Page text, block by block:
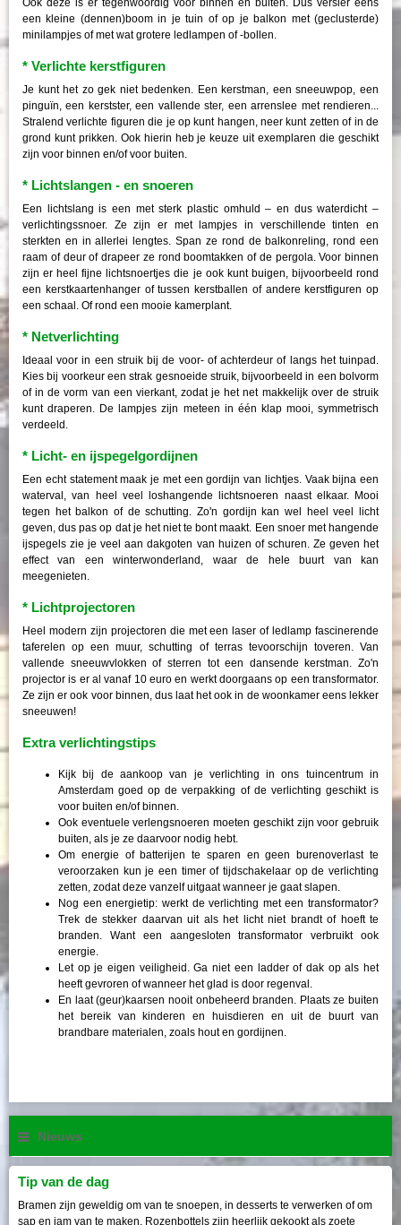
een kleine (dennen)boom in je tuin of op je balkon met (geclusterde)
minilampjes of met wat grotere ledlampen of -bollen.
* Verlichte kerstfiguren
Je kunt het zo gek niet bedenken. Een kerstman, een sneeuwpop, een
pinguïn, een kerstster, een vallende ster, een arrenslee met rendieren...
Stralend verlichte figuren die je op kunt hangen, neer kunt zetten of in de
grond kunt prikken. Ook hierin heb je keuze uit exemplaren die geschikt
zijn voor binnen en/of voor buiten.
* Lichtslangen - en snoeren
Een lichtslang is een met sterk plastic omhuld – en dus waterdicht –
verlichtingssnoer. Ze zijn er met lampjes in verschillende tinten en
sterkten en in allerlei lengtes. Span ze rond de balkonreling, rond een
raam of deur of drapeer ze rond boomtakken of de pergola. Voor binnen
zijn er heel fijne lichtsnoertjes die je ook kunt buigen, bijvoorbeeld rond
een kerstkaartenhanger of tussen kerstballen of andere kerstfiguren op
een schaal. Of rond een mooie kamerplant.
* Netverlichting
Ideaal voor in een struik bij de voor- of achterdeur of langs het tuinpad.
Kies bij voorkeur een strak gesnoeide struik, bijvoorbeeld in een bolvorm
of in de vorm van een vierkant, zodat je het net makkelijk over de struik
kunt draperen. De lampjes zijn meteen in één klap mooi, symmetrisch
verdeeld.
* Licht- en ijspegelgordijnen
Een echt statement maak je met een gordijn van lichtjes. Vaak bijna een
waterval, van heel veel loshangende lichtsnoeren naast elkaar. Mooi
tegen het balkon of de schutting. Zo'n gordijn kan wel heel veel licht
geven, dus pas op dat je het niet te bont maakt. Een snoer met hangende
ijspegels zie je veel aan dakgoten van huizen of schuren. Ze geven het
effect van een winterwonderland, waar de hele buurt van kan
meegenieten.
* Lichtprojectoren
Heel modern zijn projectoren die met een laser of ledlamp fascinerende
taferelen op een muur, schutting of terras tevoorschijn toveren. Van
vallende sneeuwvlokken of sterren tot een dansende kerstman. Zo'n
projector is er al vanaf 10 euro en werkt doorgaans op een transformator.
Ze zijn er ook voor binnen, dus laat het ook in de woonkamer eens lekker
sneeuwen!
Extra verlichtingstips
Kijk bij de aankoop van je verlichting in ons tuincentrum in
Amsterdam goed op de verpakking of de verlichting geschikt is
voor buiten en/of binnen.
Ook eventuele verlengsnoeren moeten geschikt zijn voor gebruik
buiten, als je ze daarvoor nodig hebt.
Om energie of batterijen te sparen en geen burenoverlast te
veroorzaken kun je een timer of tijdschakelaar op de verlichting
zetten, zodat deze vanzelf uitgaat wanneer je gaat slapen.
Nog een energietip: werkt de verlichting met een transformator?
Trek de stekker daarvan uit als het licht niet brandt of hoeft te
branden. Want een aangesloten transformator verbruikt ook
energie.
Let op je eigen veiligheid. Ga niet een ladder of dak op als het
heeft gevroren of wanneer het glad is door regenval.
En laat (geur)kaarsen nooit onbeheerd branden. Plaats ze buiten
het bereik van kinderen en huisdieren en uit de buurt van
brandbare materialen, zoals hout en gordijnen.
Nieuws
Tip van de dag
Bramen zijn geweldig om van te snoepen, in desserts te verwerken of om
sap en jam van te maken. Rozenbottels zijn heerlijk gekookt als zoete